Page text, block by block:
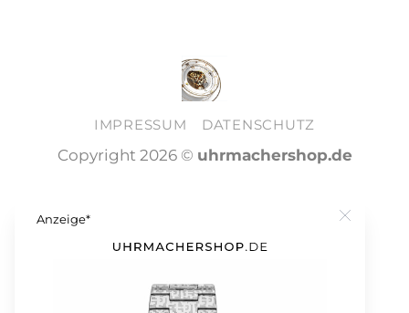
IMPRESSUM DATENSCHUTZ
Copyright 2026 © uhrmachershop.de
Anzeige* Close